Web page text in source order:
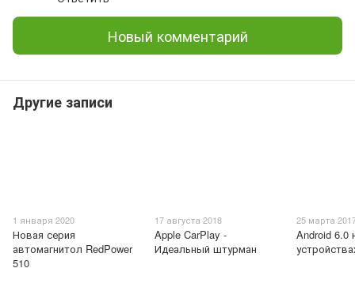
Новый комментарий
Другие записи
1 января 2020
Новая серия
автомагнитол RedPower
510
17 августа 2018
Apple CarPlay -
Идеальный штурман
25 марта
Android 6.0